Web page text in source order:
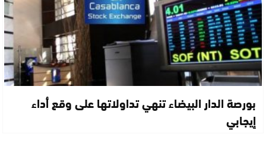
بورصة الدار البيضاء تنهي تداولاتها على وقع أداء
إيجابي